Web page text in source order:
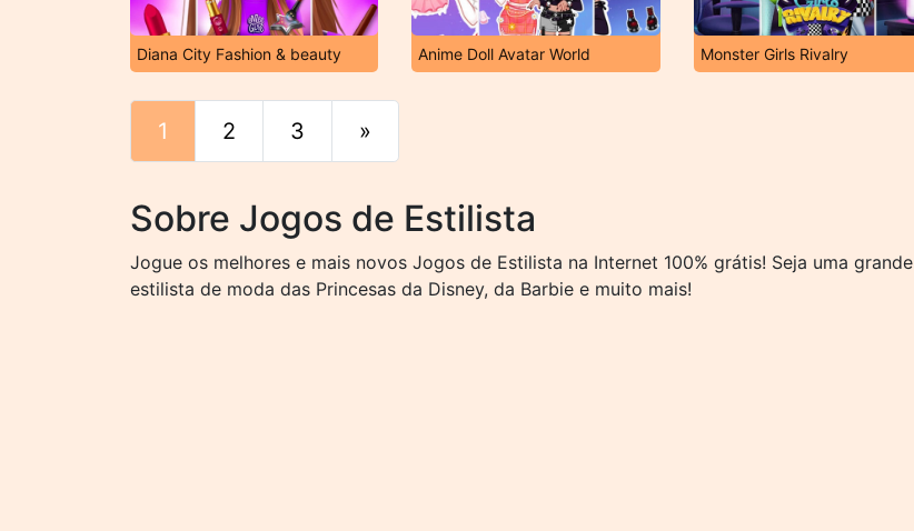
Diana City Fashion & beauty Anime Doll Avatar World Monster Girls Rivalry
1 2 3 »
Sobre Jogos de Estilista
Jogue os melhores e mais novos Jogos de Estilista na Internet 100% grátis! Seja uma grande
estilista de moda das Princesas da Disney, da Barbie e muito mais!